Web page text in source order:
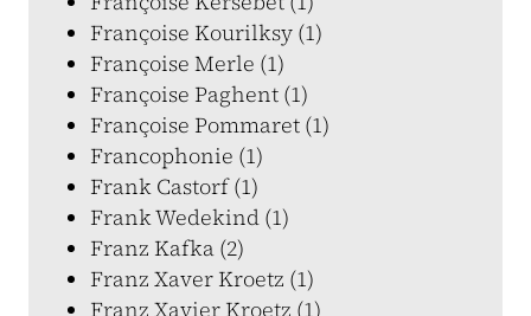
Françoise Kourilksy (1)
Françoise Merle (1)
Françoise Paghent (1)
Françoise Pommaret (1)
Francophonie (1)
Frank Castorf (1)
Frank Wedekind (1)
Franz Kafka (2)
Franz Xaver Kroetz (1)
Franz Xavier Kroetz (1)